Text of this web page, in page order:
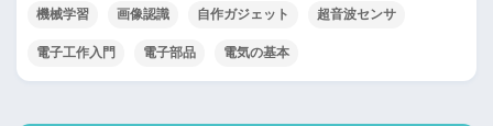
機械学習 画像認識 自作ガジェット 超音波センサ
電子工作入門 電子部品 電気の基本